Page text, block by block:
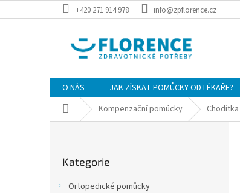
na
+420 271 914 978 info@zpflorence.cz
O NÁS JAK ZÍSKAT POMŮCKY OD LÉKAŘE?
Domů Kompenzační pomůcky Chodítka
kategorie
Kategorie
Ortopedické pomůcky